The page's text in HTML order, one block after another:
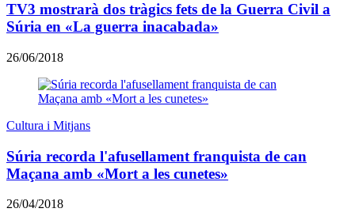
TV3 mostrarà dos tràgics fets de la Guerra Civil a
Súria en «La guerra inacabada»
26/06/2018
Cultura i Mitjans
Súria recorda l'afusellament franquista de can
Maçana amb «Mort a les cunetes»
26/04/2018